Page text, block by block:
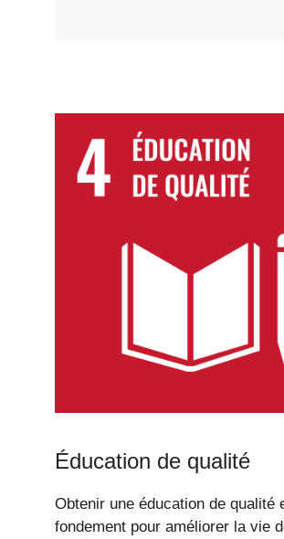
Éducation de qualité
Obtenir une éducation de qualité
fondement pour améliorer la vie